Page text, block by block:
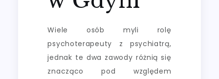
Wiele osób myli rolę
psychoterapeuty z psychiatrą,
jednak te dwa zawody różnią się
znacząco pod względem